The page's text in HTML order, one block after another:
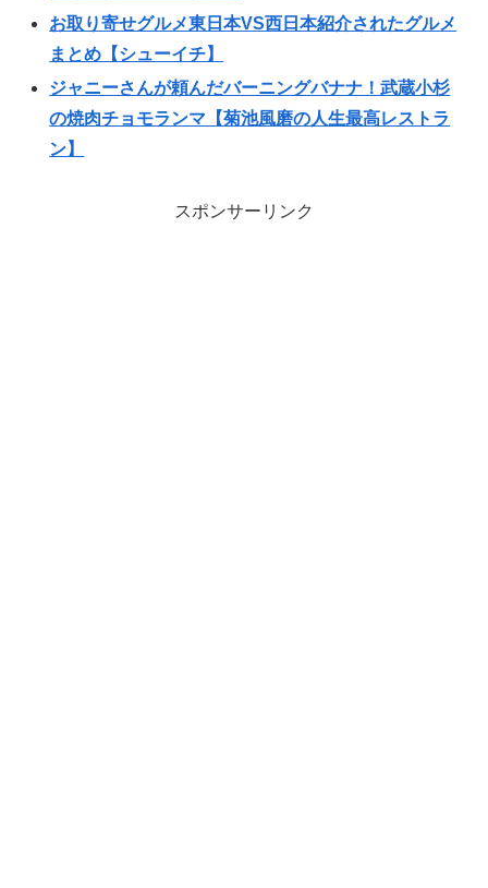
お取り寄せグルメ東日本VS西日本紹介されたグルメ
まとめ【シューイチ】
ジャニーさんが頼んだバーニングバナナ！武蔵小杉
の焼肉チョモランマ【菊池風磨の人生最高レストラ
ン】
スポンサーリンク